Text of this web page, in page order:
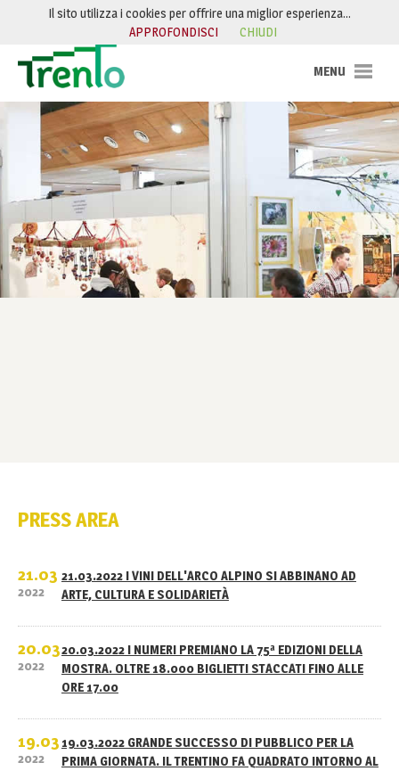
Salta al contenuto
PRESS AREA
21.03
2022
21.03.2022 I VINI DELL'ARCO ALPINO SI ABBINANO AD
ARTE, CULTURA E SOLIDARIETÀ
20.03
2022
20.03.2022 I NUMERI PREMIANO LA 75ª EDIZIONI DELLA
MOSTRA. OLTRE 18.000 BIGLIETTI STACCATI FINO ALLE
ORE 17.00
19.03
2022
19.03.2022 GRANDE SUCCESSO DI PUBBLICO PER LA
PRIMA GIORNATA. IL TRENTINO FA QUADRATO INTORNO AL
Il sito utilizza i cookies per offrire una miglior esperienza…
APPROFONDISCI
CHIUDI